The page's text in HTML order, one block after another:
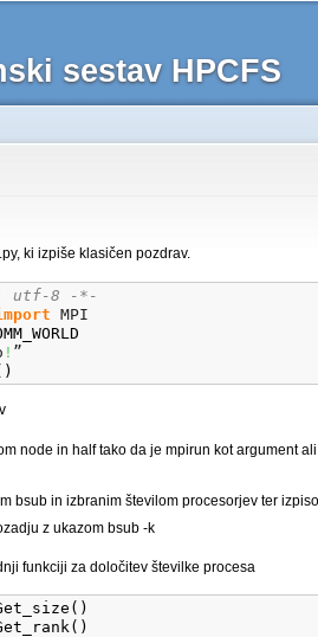
content
sestav HPCFS
ki izpiše klasičen pozdrav.
utf-8 -*-
MPI
! ”
)
node in half tako da je mpirun kot argument
bsub in izbranim številom procesorjev ter
z ukazom bsub -k
funkciji za določitev številke procesa
( )
( )